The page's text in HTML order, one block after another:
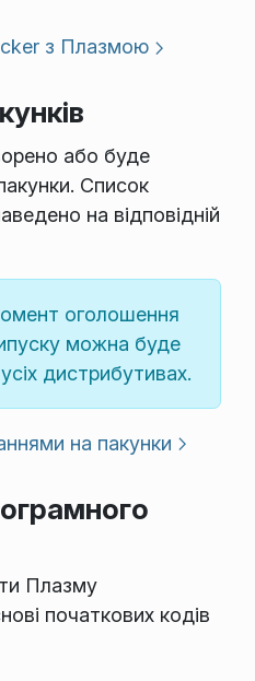
з Плазмою
або буде
Список
на відповідній
оголошення
можна буде
дистрибутивах.
на пакунки
Плазму
початкових кодів